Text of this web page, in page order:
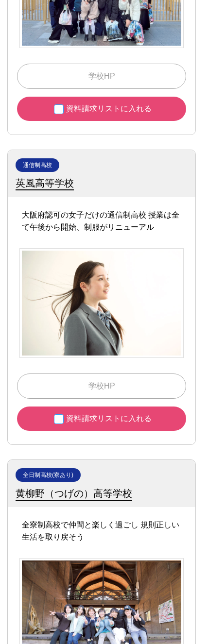
学校HP
資料請求リストに入れる
通信制高校
英風高等学校
大阪府認可の女子だけの通信制高校 授業は全
て午後から開始、制服がリニューアル
学校HP
資料請求リストに入れる
全日制高校(寮あり)
黄柳野（つげの）高等学校
全寮制高校で仲間と楽しく過ごし 規則正しい
生活を取り戻そう